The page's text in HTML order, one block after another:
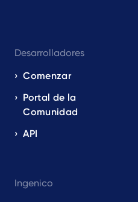
Desarrolladores
Comenzar
Portal de la
Comunidad
API
Ingenico